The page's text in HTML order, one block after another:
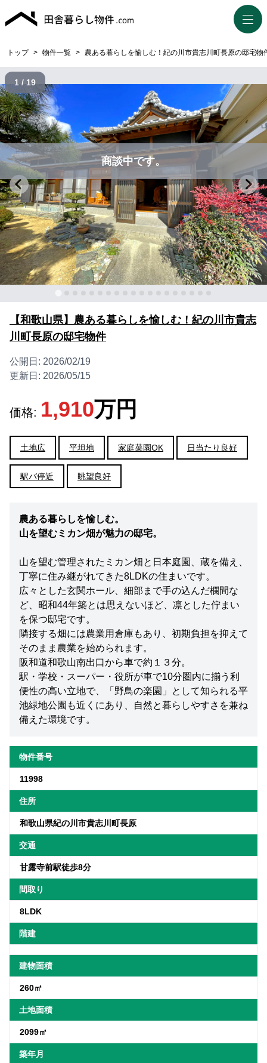
トップ > 物件一覧 > 農ある暮らしを愉しむ！紀の川市貴志川町長原の邸宅物
商談中です。
1 / 19
【和歌山県】農ある暮らしを愉しむ！紀の川市貴志
川町長原の邸宅物件
公開日: 2026/02/19
更新日: 2026/05/15
価格: 1,910万円
土地広 平坦地 家庭菜園OK 日当たり良好
駅バ停近 眺望良好
農ある暮らしを愉しむ。
山を望むミカン畑が魅力の邸宅。
山を望む管理されたミカン畑と日本庭園、蔵を備え、
丁寧に住み継がれてきた8LDKの住まいです。
広々とした玄関ホール、細部まで手の込んだ欄間な
ど、昭和44年築とは思えないほど、凛とした佇まい
を保つ邸宅です。
隣接する畑には農業用倉庫もあり、初期負担を抑えて
そのまま農業を始められます。
阪和道和歌山南出口から車で約１３分。
駅・学校・スーパー・役所が車で10分圏内に揃う利
便性の高い立地で、「野鳥の楽園」として知られる平
池緑地公園も近くにあり、自然と暮らしやすさを兼ね
備えた環境です。
物件番号
11998
住所
和歌山県紀の川市貴志川町長原
交通
甘露寺前駅徒歩8分
間取り
8LDK
階建
建物面積
260㎡
土地面積
2099㎡
築年月